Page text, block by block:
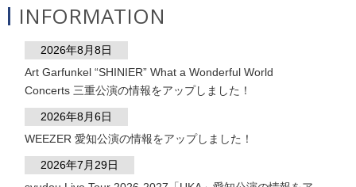
INFORMATION
2026年8月8日
Art Garfunkel “SHINIER” What a Wonderful World
Concerts 三重公演の情報をアップしました！
2026年8月6日
WEEZER 愛知公演の情報をアップしました！
2026年7月29日